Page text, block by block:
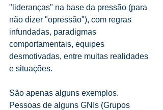
"lideranças" na base da pressão (para
não dizer "opressão"), com regras
infundadas, paradigmas
comportamentais, equipes
desmotivadas, entre muitas realidades
e situações.
São apenas alguns exemplos.
Pessoas de alguns GNIs (Grupos